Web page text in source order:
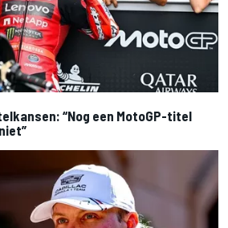
“Nog een MotoGP-titel